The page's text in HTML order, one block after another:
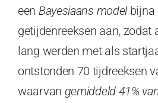
een Bayesiaans modelbijna
getijdenreeksen aan, zodat
lang werden met als
ontstonden 70 tijdreeksen
waarvan gemiddeld 41%